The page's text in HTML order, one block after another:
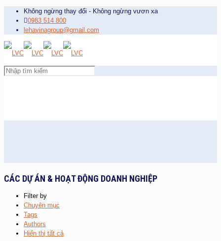
Không ngừng thay đổi - Không ngừng vươn xa
0983 514 800
lehavinagroup@gmail.com
CÁC DỰ ÁN & HOẠT ĐỘNG DOANH NGHIỆP
Filter by
Chuyên mục
Tags
Authors
Hiển thị tất cả